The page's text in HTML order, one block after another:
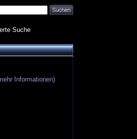
Suche
Informationen)